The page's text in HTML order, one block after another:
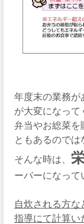
年度末の業務が
が大変になって
弁当やお総菜を
ともあるのでは
そんな時は、
ーバーになって
自炊される方
指導にて計算い